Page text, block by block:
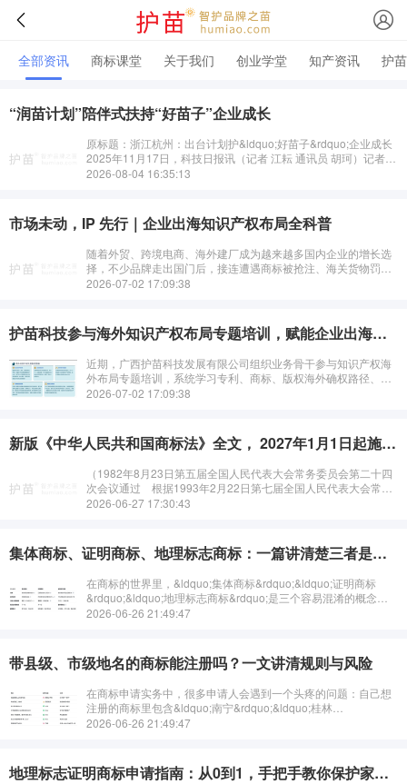
全部资讯 商标课堂 关于我们 创业学堂 知产资讯 护
“润苗计划”陪伴式扶持“好苗子”企业成长
原标题：浙江杭州：出台计划护&ldquo;好苗子&rdquo;企业成长
2025年11月17日，科技日报讯（记者 江耘 通讯员 胡珂）记者日
前获悉，杭州市科技局召开了政策吹风会，介绍《关于实施
2026-08-04 16:35:13
市场未动，IP 先行｜企业出海知识产权布局全科普
随着外贸、跨境电商、海外建厂成为越来越多国内企业的增长选
择，不少品牌走出国门后，接连遭遇商标被抢注、海关货物罚
没、海外专利诉讼、高额赔偿等难题。很多企业误以为&ldquo;产
2026-07-02 17:09:38
护苗科技参与海外知识产权布局专题培训，赋能企业出海布局！
近期，广西护苗科技发展有限公司组织业务骨干参与知识产权海
外布局专题培训，系统学习专利、商标、版权海外确权路径、组
合保护策略与海外市场筛选逻辑，进一步完善面向出海企业的全
2026-07-02 17:09:38
新版《中华人民共和国商标法》全文， 2027年1月1日起施行新商标法
（1982年8月23日第五届全国人民代表大会常务委员会第二十四
次会议通过 根据1993年2月22日第七届全国人民代表大会常务
委员会第三十次会议《关于修改〈中华人民共和国商标法〉的决
2026-06-27 17:30:43
集体商标、证明商标、地理标志商标：一篇讲清楚三者是什么、有什么区别
在商标的世界里，&ldquo;集体商标&rdquo;&ldquo;证明商标
&rdquo;&ldquo;地理标志商标&rdquo;是三个容易混淆的概念。
它们和普通商标有什么区别？彼此之间又是什么关系？今···
2026-06-26 21:49:47
带县级、市级地名的商标能注册吗？一文讲清规则与风险
在商标申请实务中，很多申请人会遇到一个头疼的问题：自己想
注册的商标里包含&ldquo;南宁&rdquo;&ldquo;桂林
&rdquo;&ldquo;巴马&rdquo;这样的地名，商标局会不会驳回？
2026-06-26 21:49:47
地理标志证明商标申请指南：从0到1，手把手教你保护家乡好物